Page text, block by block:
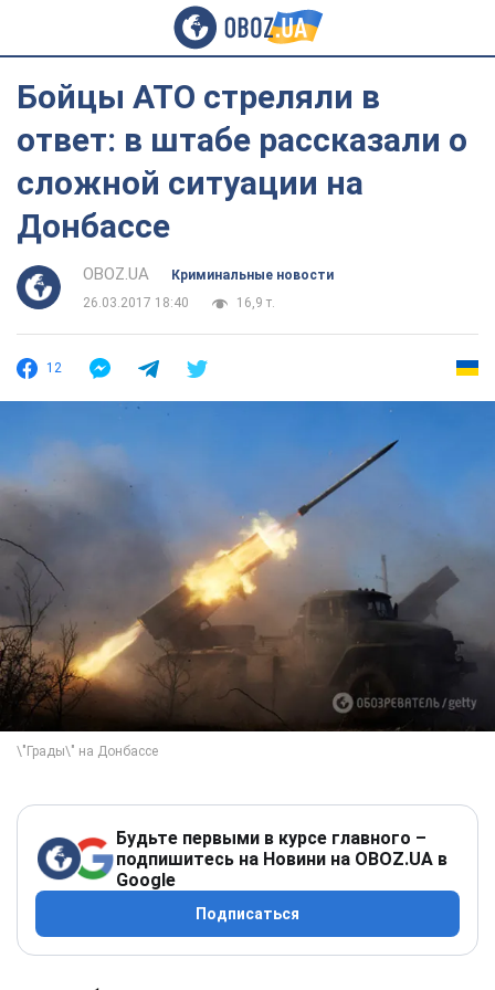
Бойцы АТО стреляли в
ответ: в штабе рассказали о
сложной ситуации на
Донбассе
OBOZ.UA
Криминальные новости
26.03.2017 18:40
16,9 т.
12
Будьте первыми в курсе главного –
подпишитесь на Новини на OBOZ.UA в
Google
Подписаться